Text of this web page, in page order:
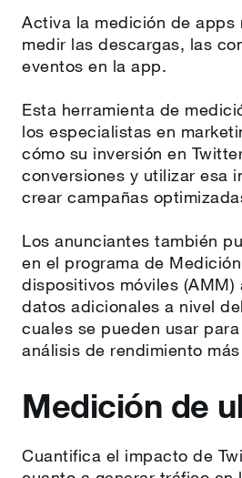
Activa la medición de apps
medir las descargas, las
eventos en la app.
Esta herramienta de
los especialistas en
cómo su inversión en
conversiones y utilizar esa
crear campañas
Los anunciantes también
en el programa de
dispositivos móviles
datos adicionales a nivel
cuales se pueden usar
análisis de rendimiento
Medición de
Cuantifica el impacto de